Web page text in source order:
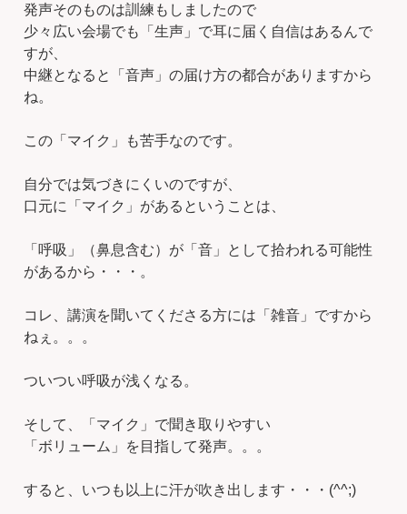
発声そのものは訓練もしましたので
少々広い会場でも「生声」で耳に届く自信はあるんで
すが、
中継となると「音声」の届け方の都合がありますから
ね。
この「マイク」も苦手なのです。
自分では気づきにくいのですが、
口元に「マイク」があるということは、
「呼吸」（鼻息含む）が「音」として拾われる可能性
があるから・・・。
コレ、講演を聞いてくださる方には「雑音」ですから
ねぇ。。。
ついつい呼吸が浅くなる。
そして、「マイク」で聞き取りやすい
「ボリューム」を目指して発声。。。
すると、いつも以上に汗が吹き出します・・・(^^;)